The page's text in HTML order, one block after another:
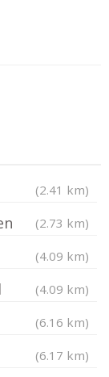
(2.41 km)
(2.73 km)
(4.09 km)
(4.09 km)
(6.16 km)
(6.17 km)